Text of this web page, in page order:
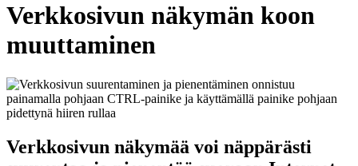
Verkkosivun näkymän koon
muuttaminen
Verkkosivun näkymää voi näppärästi